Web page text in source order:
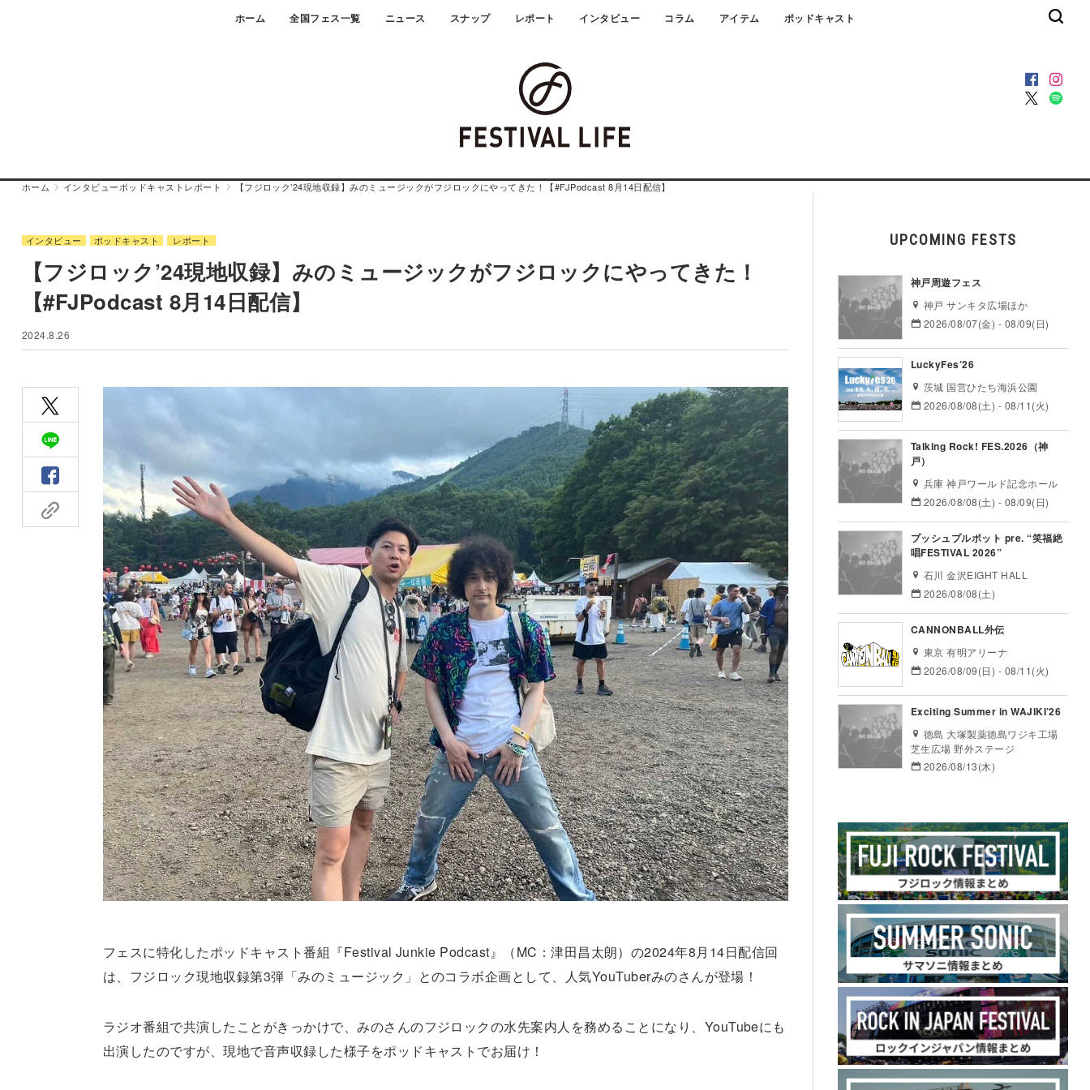
ホーム 全国フェス一覧 ニュース スナップ レポート インタビュー コラム アイテム ポッドキャスト
ホーム インタビューポッドキャストレポート 【フジロック’24現地収録】みのミュージックがフジロックにやってきた！【#FJPodcast 8月14日配信】
インタビュー ポッドキャスト レポート
【フジロック’24現地収録】みのミュージックがフジロックにやってきた！
【#FJPodcast 8月14日配信】
2024.8.26
フェスに特化したポッドキャスト番組『Festival Junkie Podcast』（MC：津田昌太朗）の2024年8月14日配信回
は、フジロック現地収録第3弾「みのミュージック」とのコラボ企画として、人気YouTuberみのさんが登場！
ラジオ番組で共演したことがきっかけで、みのさんのフジロックの水先案内人を務めることになり、YouTubeにも
出演したのですが、現地で音声収録した様子をポッドキャストでお届け！
UPCOMING FESTS
神戸周遊フェス
神戸 サンキタ広場ほか
2026/08/07(金) - 08/09(日)
LuckyFes’26
茨城 国営ひたち海浜公園
2026/08/08(土) - 08/11(火)
Talking Rock! FES.2026（神
戸）
兵庫 神戸ワールド記念ホール
2026/08/08(土) - 08/09(日)
プッシュプルポット pre. “笑福絶
唱FESTIVAL 2026”
石川 金沢EIGHT HALL
2026/08/08(土)
CANNONBALL外伝
東京 有明アリーナ
2026/08/09(日) - 08/11(火)
Exciting Summer in WAJIKI’26
徳島 大塚製薬徳島ワジキ工場
芝生広場 野外ステージ
2026/08/13(木)